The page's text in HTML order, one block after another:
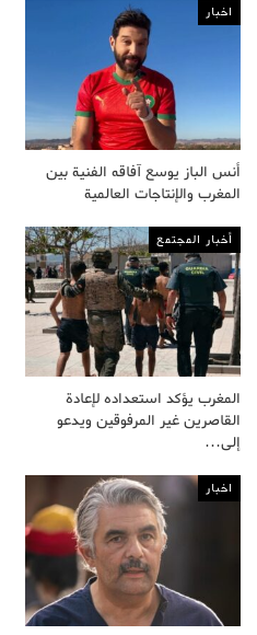
اخبار
أنس الباز يوسع آفاقه الفنية بين
المغرب والإنتاجات العالمية
أخبار المجتمع
المغرب يؤكد استعداده لإعادة
القاصرين غير المرفوقين ويدعو
إلى…
اخبار